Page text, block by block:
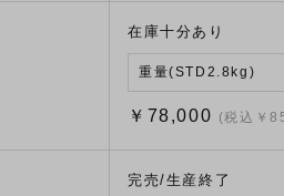
在庫十分あり
重量(STD2.8kg)
￥78,000 (税込￥
完売/生産終了